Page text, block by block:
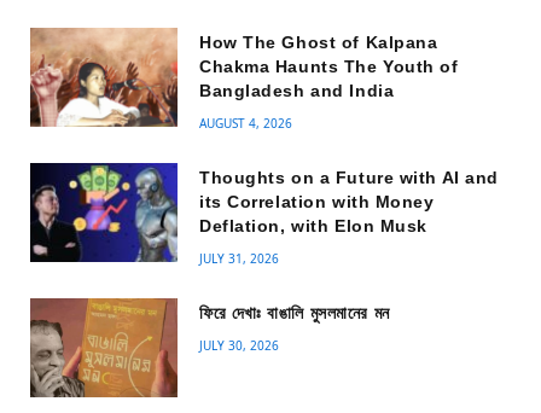
How The Ghost of Kalpana
Chakma Haunts The Youth of
Bangladesh and India
AUGUST 4, 2026
Thoughts on a Future with AI and
its Correlation with Money
Deflation, with Elon Musk
JULY 31, 2026
ফিরে দেখাঃ বাঙালি মুসলমানের মন
JULY 30, 2026